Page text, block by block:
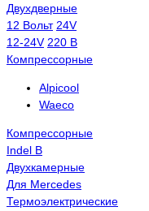
Двухдверные
12 Вольт 24V
12-24V 220 В
Компрессорные
Alpicool
Waeco
Компрессорные
Indel B
Двухкамерные
Для Mercedes
Термоэлектрические